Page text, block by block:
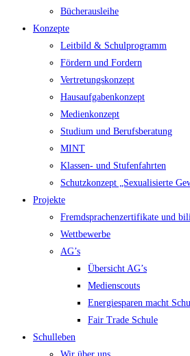
Bücherausleihe
Konzepte
Leitbild & Schulprogramm
Fördern und Fordern
Vertretungskonzept
Hausaufgabenkonzept
Medienkonzept
Studium und Berufsberatung
MINT
Klassen- und Stufenfahrten
Schutzkonzept „Sexualisierte
Projekte
Fremdsprachenzertifikate und
Wettbewerbe
AG’s
Übersicht AG’s
Medienscouts
Energiesparen macht
Fair Trade Schule
Schulleben